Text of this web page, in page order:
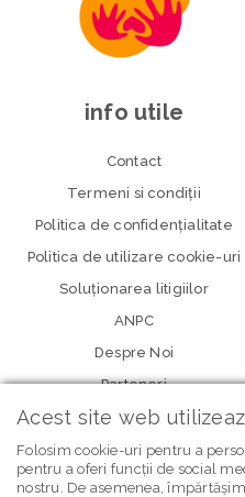
info utile
Contact
Termeni si condiţii
Politica de confidenţialitate
Politica de utilizare cookie-uri
Soluționarea litigiilor
ANPC
Despre Noi
Parteneri
Acest site web
Folosim cookie-uri pentru a
pentru a oferi funcții de social
nostru. De asemenea,